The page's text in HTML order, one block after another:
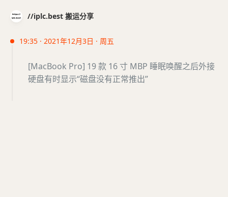
//iplc.best 搬运分享
19:35 · 2021年12月3日 · 周五
[MacBook Pro] 19 款 16 寸 MBP 睡眠唤醒之后外接
硬盘有时显示“磁盘没有正常推出”